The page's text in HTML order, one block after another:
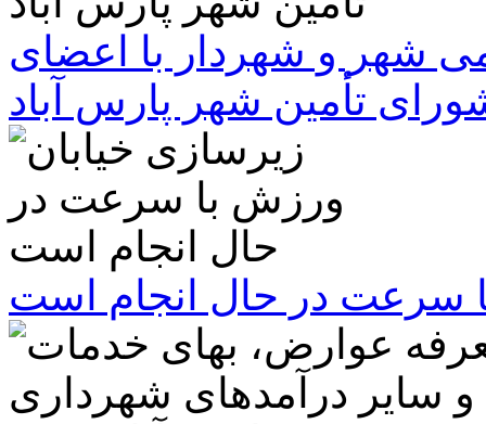
شهر و شهردار با اعضای
تأمین شهر پارس آباد
سرعت در حال انجام است